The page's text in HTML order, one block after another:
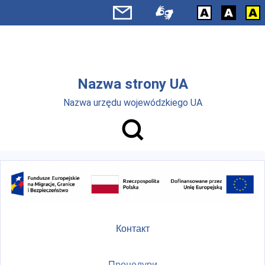
Перейти до основного вмісту
Nazwa strony UA
Nazwa urzędu wojewódzkiego UA
Контакт